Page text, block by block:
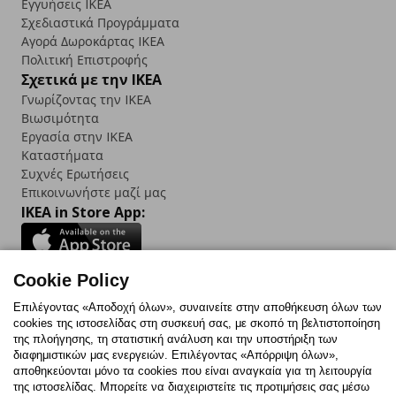
Εγγυήσεις IKEA
Σχεδιαστικά Προγράμματα
Αγορά Δωρoκάρτας IKEA
Πολιτική Επιστροφής
Σχετικά με την IKEA
Γνωρίζοντας την IKEA
Βιωσιμότητα
Εργασία στην IKEA
Καταστήματα
Συχνές Ερωτήσεις
Επικοινωνήστε μαζί μας
IKEA in Store App:
Follow us:
FacebookInstagram
TikTokYoutubePinterestTwitter
Cookie Policy
Επιλέγοντας «Αποδοχή όλων», συναινείτε στην αποθήκευση όλων των
cookies της ιστοσελίδας στη συσκευή σας, με σκοπό τη βελτιστοποίηση
της πλοήγησης, τη στατιστική ανάλυση και την υποστήριξη των
διαφημιστικών μας ενεργειών. Επιλέγοντας «Απόρριψη όλων»,
αποθηκεύονται μόνο τα cookies που είναι αναγκαία για τη λειτουργία
της ιστοσελίδας. Μπορείτε να διαχειριστείτε τις προτιμήσεις σας μέσω